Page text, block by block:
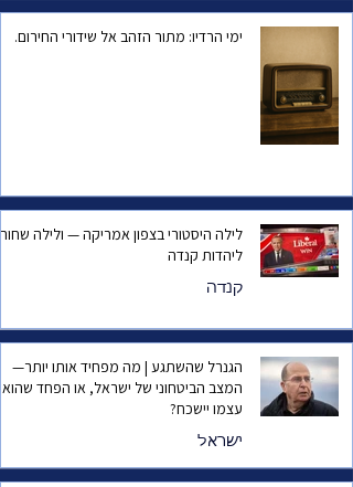
ימי הרדיו: מתור הזהב אל שידורי החירום.
לילה היסטורי בצפון אמריקה — ולילה שחור
ליהדות קנדה
קנדה
הגנרל שהשתגע | מה מפחיד אותו יותר—
המצב הביטחוני של ישראל, או הפחד שהוא
עצמו יישכח?
ישראל